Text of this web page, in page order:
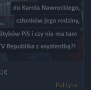
Polityka